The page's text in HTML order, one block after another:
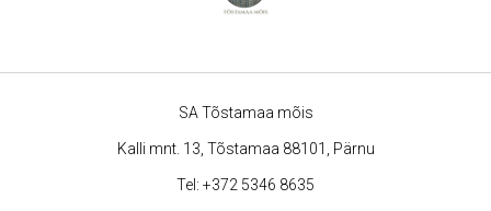
SA Tõstamaa mõis
Kalli mnt. 13, Tõstamaa 88101, Pärnu
Tel: +372 5346 8635